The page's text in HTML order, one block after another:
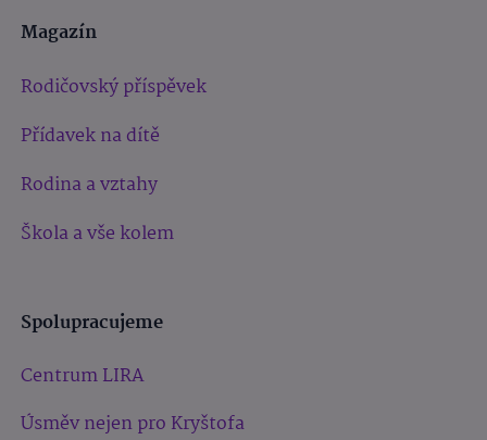
Magazín
Rodičovský příspěvek
Přídavek na dítě
Rodina a vztahy
Škola a vše kolem
Spolupracujeme
Centrum LIRA
Úsměv nejen pro Kryštofa